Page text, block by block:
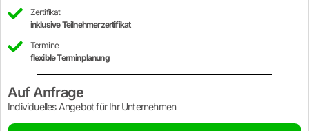
Zertifikat
inklusive Teilnehmerzertifikat
Termine
flexible Terminplanung
Auf Anfrage
Individuelles Angebot für Ihr Unternehmen